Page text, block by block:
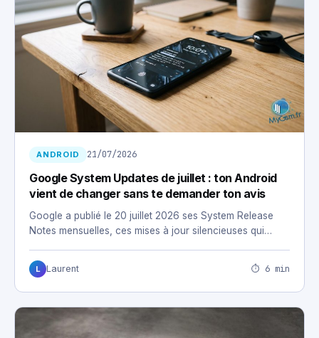
ANDROID 21/07/2026
Google System Updates de juillet : ton Android
vient de changer sans te demander ton avis
Google a publié le 20 juillet 2026 ses System Release
Notes mensuelles, ces mises à jour silencieuses qui…
L Laurent ⏱ 6 min